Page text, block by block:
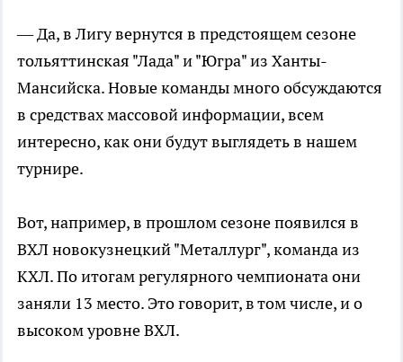
— Да, в Лигу вернутся в предстоящем сезоне
тольяттинская "Лада" и "Югра" из Ханты-
Мансийска. Новые команды много обсуждаются
в средствах массовой информации, всем
интересно, как они будут выглядеть в нашем
турнире.
Вот, например, в прошлом сезоне появился в
ВХЛ новокузнецкий "Металлург", команда из
КХЛ. По итогам регулярного чемпионата они
заняли 13 место. Это говорит, в том числе, и о
высоком уровне ВХЛ.